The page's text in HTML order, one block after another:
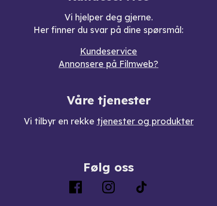
Vi hjelper deg gjerne.
Her finner du svar på dine spørsmål:
Kundeservice
Annonsere på Filmweb?
Våre tjenester
Vi tilbyr en rekke tjenester og produkter
Følg oss